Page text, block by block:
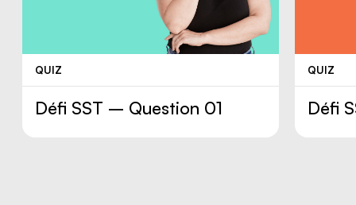
QUIZ
Défi SST – Question 01
QUIZ
Défi